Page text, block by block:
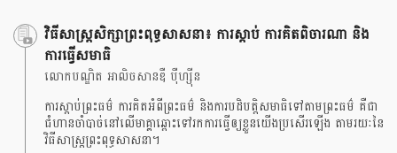
វិធីសាស្រ្តសិក្សាព្រះពុទ្ធសាសនា៖ ការស្តាប់ ការគិតពិចារណា និង
ការធ្វើសមាធិ
លោកបណ្ឌិត អាលិចសានឌឺ បុឺហ្សុីន
ការស្តាប់ព្រះធម៌ ការគិតអំពីព្រះធម៌ និងការបដិបត្តិសមាធិទៅតាមព្រះធម៌ គឺជា
ជំហានចាំបាច់នៅលើមាគ្គាឆ្ពោះទៅរកការធ្វើឲ្យខ្លួនយើងប្រសើរឡើង តាមរយៈនៃ
វិធីសាស្រ្តព្រះពុទ្ធសាសនា។